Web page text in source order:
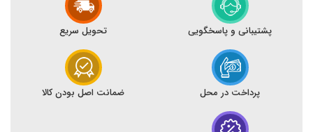
پشتیبانی و پاسخگویی تحویل سریع
پرداخت در محل ضمانت اصل بودن کالا